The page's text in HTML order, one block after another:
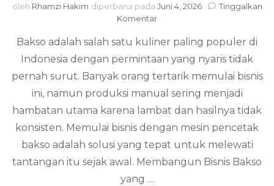
oleh Rhamzi Hakim diperbarui pada Juni 4, 2026
Tinggalkan
Komentarpada
Bisnis
dengan
Mesin
Pencetak
Bakso adalah salah satu kuliner paling populer di
Indonesia dengan permintaan yang nyaris tidak
pernah surut. Banyak orang tertarik memulai bisnis
ini, namun produksi manual sering menjadi
hambatan utama karena lambat dan hasilnya tidak
konsisten. Memulai bisnis dengan mesin pencetak
bakso adalah solusi yang tepat untuk melewati
tantangan itu sejak awal. Membangun Bisnis Bakso
yang …